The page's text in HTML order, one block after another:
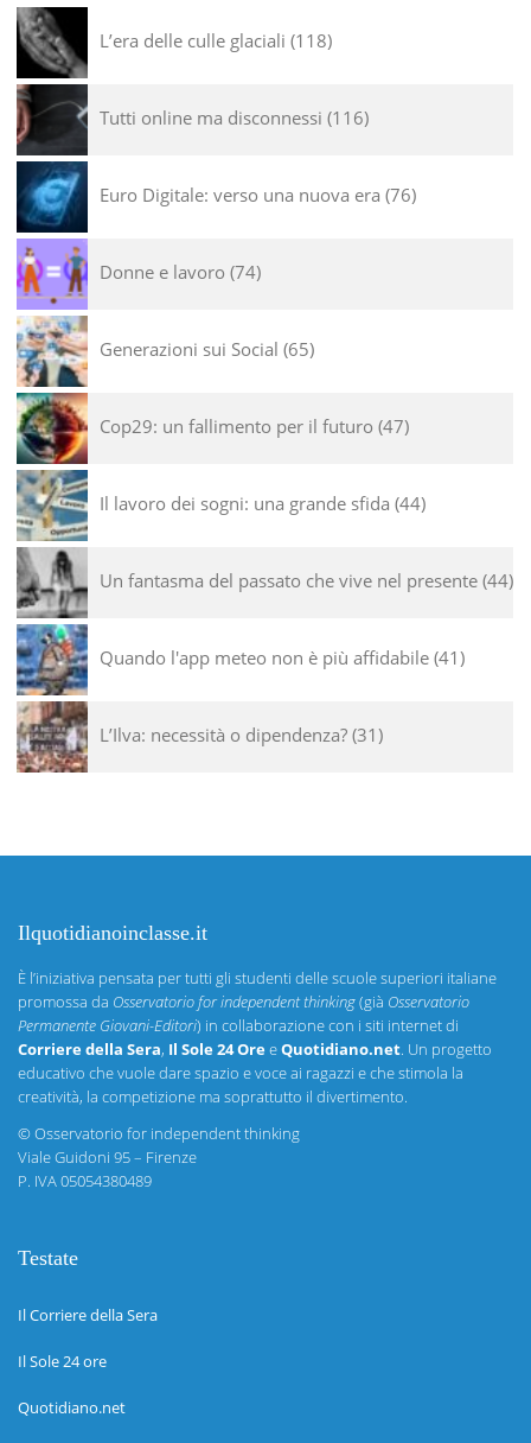
L’era delle culle glaciali 118
Tutti online ma disconnessi 116
Euro Digitale: verso una nuova era 76
Donne e lavoro 74
Generazioni sui Social 65
Cop29: un fallimento per il futuro 47
Il lavoro dei sogni: una grande sfida 44
Un fantasma del passato che vive nel presente 44
Quando l'app meteo non è più affidabile 41
L’Ilva: necessità o dipendenza? 31
Ilquotidianoinclasse.it
È l’iniziativa pensata per tutti gli studenti delle scuole superiori italiane
promossa da Osservatorio for independent thinking(già Osservatorio
Permanente Giovani-Editori) in collaborazione con i siti internet di
Corriere della Sera, Il Sole 24 OreeQuotidiano.net. Un progetto
educativo che vuole dare spazio e voce ai ragazzi e che stimola la
creatività, la competizione ma soprattutto il divertimento.
©Osservatorio for independent thinking
Viale Guidoni 95 – Firenze
P. IVA 05054380489
Testate
Il Corriere della Sera
Il Sole 24 ore
Quotidiano.net